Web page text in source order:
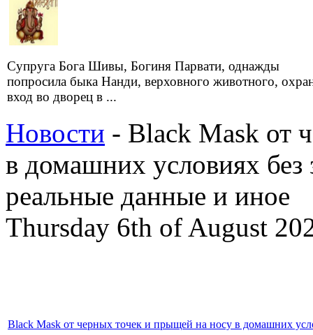
Супруга Бога Шивы, Богиня Парвати, однажды
попросила быка Нанди, верховного животного,
вход во дворец в ...
Новости - Black Mask от
в домашних условиях без
реальные данные и иное
Thursday 6th of August
Black Mask от черных точек и прыщей на носу в домашних